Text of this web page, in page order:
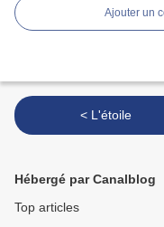
Ajouter un
< L'étoile
Hébergé par Canalblog
Top articles